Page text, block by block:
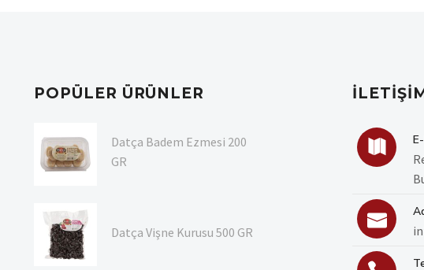
POPÜLER ÜRÜNLER
Datça Badem Ezmesi 200
GR
Datça Vişne Kurusu 500 GR

